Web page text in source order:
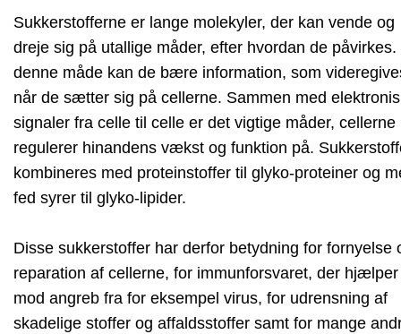
Sukkerstofferne er lange molekyler, der kan vende og
dreje sig på utallige måder, efter hvordan de påvirkes.
denne måde kan de bære information, som
når de sætter sig på cellerne. Sammen med
signaler fra celle til celle er det vigtige måder, cellerne
regulerer hinandens vækst og funktion på.
kombineres med proteinstoffer til glyko-proteiner og
fed syrer til glyko-lipider.
Disse sukkerstoffer har derfor betydning for fornyelse
reparation af cellerne, for immunforsvaret, der
mod angreb fra for eksempel virus, for udrensning af
skadelige stoffer og affaldsstoffer samt for mange